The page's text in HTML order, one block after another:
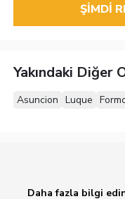
ŞIMDI
Yakındaki Diğer
Asuncion Luque
Daha fazla bilgi